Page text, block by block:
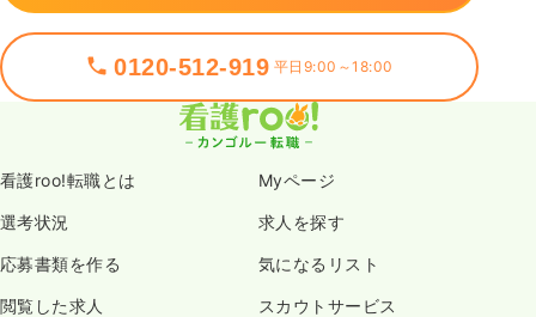
0120-512-919 平日9:00～18:00
看護roo!転職とは Myページ
選考状況 求人を探す
応募書類を作る 気になるリスト
閲覧した求人 スカウトサービス